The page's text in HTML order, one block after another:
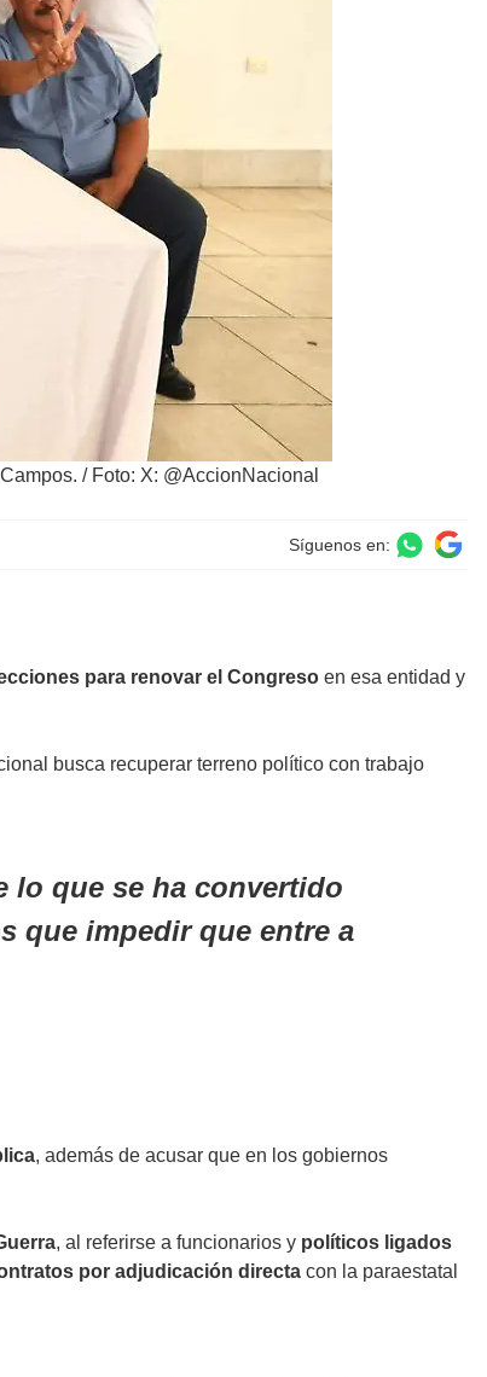
/ Foto: X: @AccionNacional
Síguenos en:
para renovar el Congreso en esa entidad y
busca recuperar terreno político con trabajo
lo que se ha convertido
que impedir que entre a
, además de acusar que en los gobiernos
, al referirse a funcionarios y políticos ligados
por adjudicación directa con la paraestatal